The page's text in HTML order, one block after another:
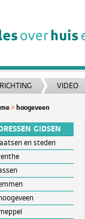
VIDEO
hoogeveen
GIDSEN
en steden